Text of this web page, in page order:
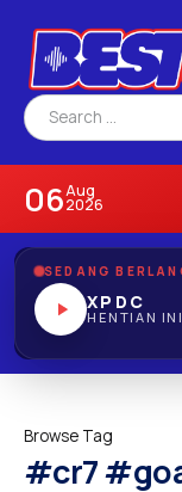
06Aug
2026
SEDANG
XPDC
HENTIAN INI
Browse Tag
#cr7